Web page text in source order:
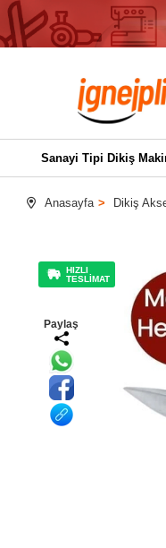
Sanayi Tipi Dikiş
Anasayfa Dikiş
HIZLI
TESLİMAT
Paylaş